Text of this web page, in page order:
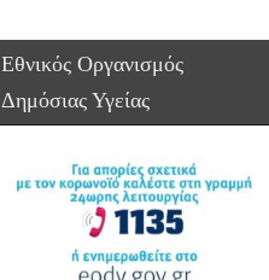
Εθνικός Οργανισμός
Δημόσιας Υγείας